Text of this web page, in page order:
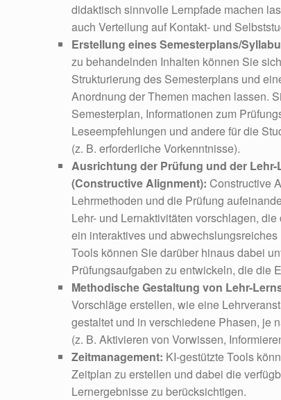
didaktisch sinnvolle Lernpfade machen
auch Verteilung auf Kontakt- und
Erstellung eines Semesterplans/
zu behandelnden Inhalten können Sie
Strukturierung des Semesterplans und
Anordnung der Themen machen lassen.
Semesterplan, Informationen zum
Leseempfehlungen und andere für die
(z. B. erforderliche Vorkenntnisse).
Ausrichtung der Prüfung und der
(Constructive Alignment): Constructive
Lehrmethoden und die Prüfung
Lehr- und Lernaktivitäten vorschlagen,
ein interaktives und
Tools können Sie darüber hinaus dabei
Prüfungsaufgaben zu entwickeln, die die
Methodische Gestaltung von Lehr-
Vorschläge erstellen, wie eine
gestaltet und in verschiedene Phasen, je
(z. B. Aktivieren von Vorwissen,
Zeitmanagement: KI-gestützte Tools
Zeitplan zu erstellen und dabei die
Lernergebnisse zu berücksichtigen.